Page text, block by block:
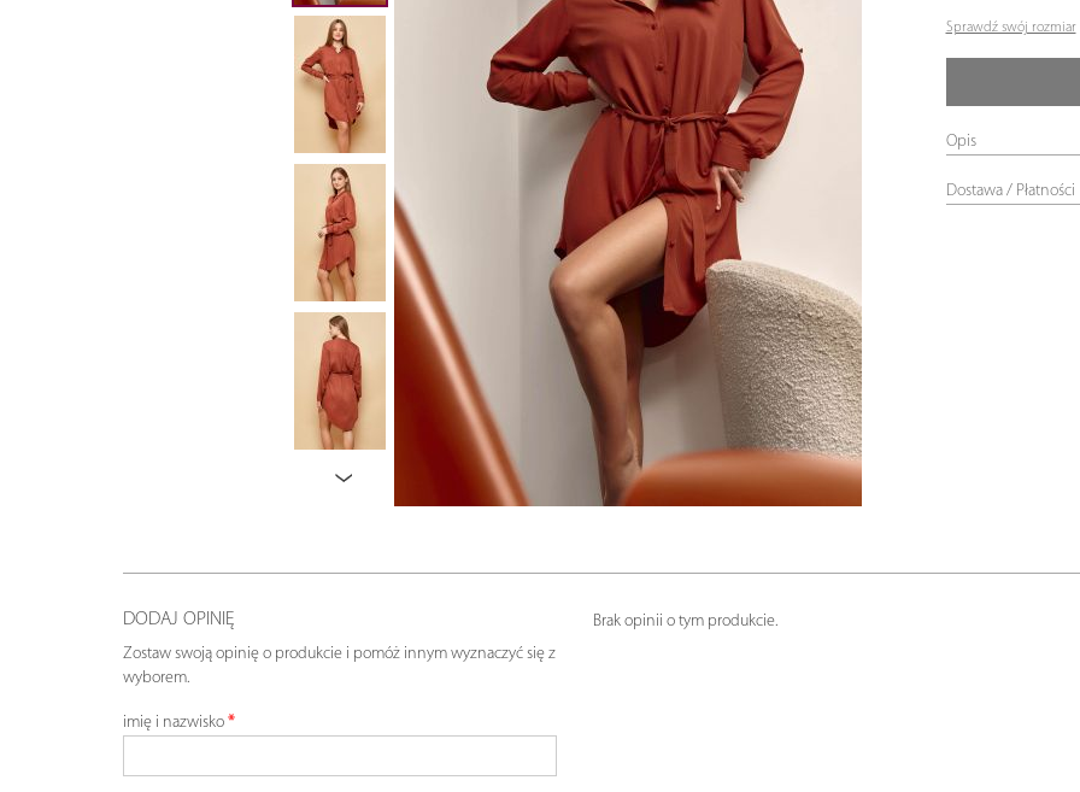
Sprawdź swój rozmiar
Opis
Dostawa / Płatności
DODAJ OPINIĘ
Zostaw swoją opinię o produkcie i pomóż innym wyznaczyć się z
wyborem.
imię i nazwisko
Brak opinii o tym produkcie.